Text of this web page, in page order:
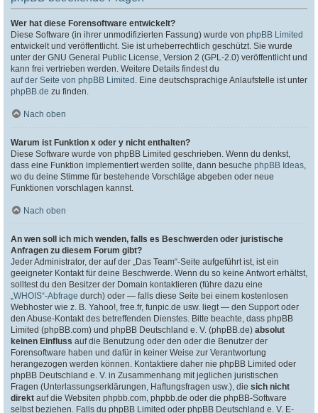
Wer hat diese Forensoftware entwickelt?
Diese Software (in ihrer unmodifizierten Fassung) wurde von phpBB Limited
entwickelt und veröffentlicht. Sie ist urheberrechtlich geschützt. Sie wurde
unter der GNU General Public License, Version 2 (GPL-2.0) veröffentlicht und
kann frei vertrieben werden. Weitere Details findest du
auf der Seite von phpBB Limited . Eine deutschsprachige Anlaufstelle ist unter
phpBB.de zu finden.
Nach oben
Warum ist Funktion x oder y nicht enthalten?
Diese Software wurde von phpBB Limited geschrieben. Wenn du denkst,
dass eine Funktion implementiert werden sollte, dann besuche phpBB Ideas,
wo du deine Stimme für bestehende Vorschläge abgeben oder neue
Funktionen vorschlagen kannst.
Nach oben
An wen soll ich mich wenden, falls es Beschwerden oder juristische
Anfragen zu diesem Forum gibt?
Jeder Administrator, der auf der „Das Team“-Seite aufgeführt ist, ist ein
geeigneter Kontakt für deine Beschwerde. Wenn du so keine Antwort erhältst,
solltest du den Besitzer der Domain kontaktieren (führe dazu eine
„WHOIS“-Abfrage durch) oder — falls diese Seite bei einem kostenlosen
Webhoster wie z. B. Yahoo!, free.fr, funpic.de usw. liegt — den Support oder
den Abuse-Kontakt des betreffenden Dienstes. Bitte beachte, dass phpBB
Limited (phpBB.com) und phpBB Deutschland e. V. (phpBB.de) absolut
keinen Einfluss auf die Benutzung oder den oder die Benutzer der
Forensoftware haben und dafür in keiner Weise zur Verantwortung
herangezogen werden können. Kontaktiere daher nie phpBB Limited oder
phpBB Deutschland e. V. in Zusammenhang mit jeglichen juristischen
Fragen (Unterlassungserklärungen, Haftungsfragen usw.), die sich nicht
direkt auf die Websiten phpbb.com, phpbb.de oder die phpBB-Software
selbst beziehen. Falls du phpBB Limited oder phpBB Deutschland e. V. E-